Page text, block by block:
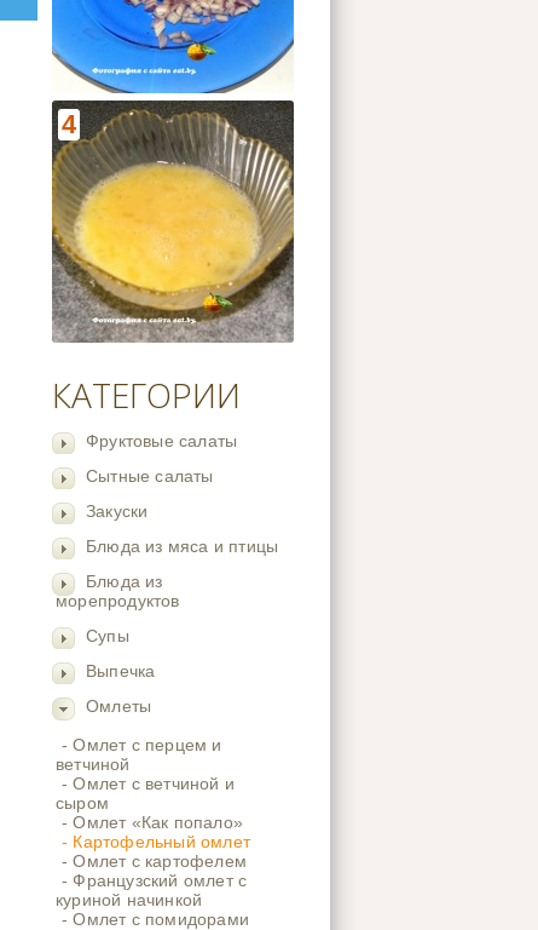
4
КАТЕГОРИИ
Фруктовые салаты
Сытные салаты
Закуски
Блюда из мяса и птицы
Блюда из
морепродуктов
Супы
Выпечка
Омлеты
- Омлет с перцем и
ветчиной
- Омлет с ветчиной и
сыром
- Омлет «Как попало»
- Картофельный омлет
- Омлет с картофелем
- Французский омлет с
куриной начинкой
- Омлет с помидорами